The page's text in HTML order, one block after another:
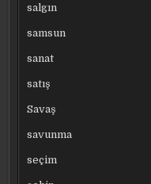
salgın
samsun
sanat
satış
Savaş
savunma
seçim